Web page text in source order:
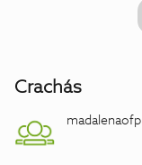
Crachás
madalenaofp